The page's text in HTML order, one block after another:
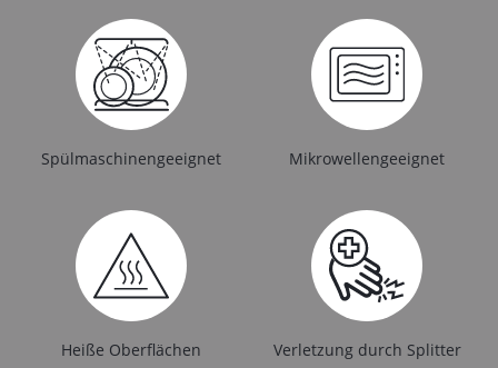
Spülmaschinengeeignet Mikrowellengeeignet
Heiße Oberflächen Verletzung durch Splitter